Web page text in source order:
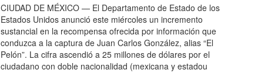
CIUDAD DE MÉXICO — El Departamento de Estado de los
Estados Unidos anunció este miércoles un incremento
sustancial en la recompensa ofrecida por información que
conduzca a la captura de Juan Carlos González, alias “El
Pelón”. La cifra ascendió a 25 millones de dólares por el
ciudadano con doble nacionalidad (mexicana y estadou